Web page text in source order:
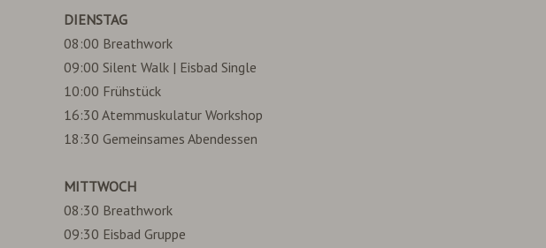
DIENSTAG
08:00 Breathwork
09:00 Silent Walk | Eisbad Single
10:00 Frühstück
16:30 Atemmuskulatur Workshop
18:30 Gemeinsames Abendessen
MITTWOCH
08:30 Breathwork
09:30 Eisbad Gruppe